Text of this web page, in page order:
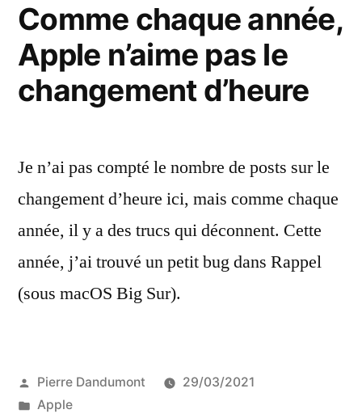
Ethernet
Gb/s
Comme chaque année,
Apple n’aime pas le
changement d’heure
Je n’ai pas compté le nombre de posts sur le
changement d’heure ici, mais comme chaque
année, il y a des trucs qui déconnent. Cette
année, j’ai trouvé un petit bug dans Rappel
(sous macOS Big Sur).
Publié
par
Pierre Dandumont
29/03/2021
Publié
Apple